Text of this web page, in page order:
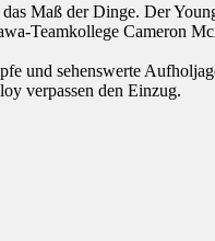
Maß der Dinge. Der
Teamkollege Cameron
und sehenswerte
verpassen den Einzug.